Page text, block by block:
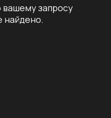
запросу
найдено.